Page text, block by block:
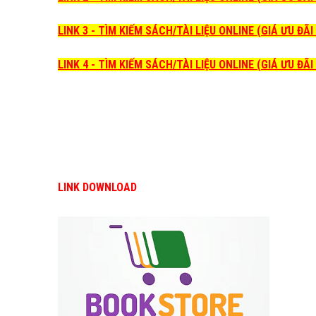
LINK 3 - TÌM KIẾM SÁCH/TÀI LIỆU ONLINE (GIÁ ƯU
LINK 4 - TÌM KIẾM SÁCH/TÀI LIỆU ONLINE (GIÁ ƯU
LINK DOWNLOAD